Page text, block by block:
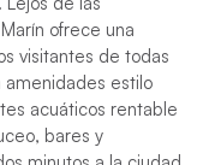
ofrece una
visitantes de todas
amenidades estilo
acuáticos rentable
bares y